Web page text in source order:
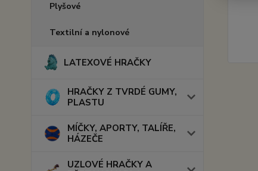
Plyšové
Textilní a nylonové
LATEXOVÉ HRAČKY
HRAČKY Z TVRDÉ GUMY,
PLASTU
MÍČKY, APORTY, TALÍŘE,
HÁZEČE
UZLOVÉ HRAČKY A